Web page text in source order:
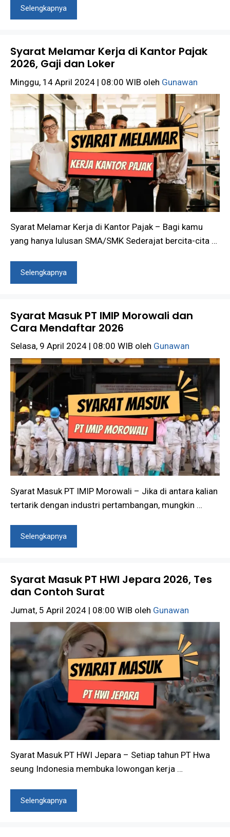
Selengkapnya
Syarat Melamar Kerja di Kantor Pajak
2026, Gaji dan Loker
Minggu, 14 April 2024 | 08:00 WIB oleh Gunawan
Syarat Melamar Kerja di Kantor Pajak – Bagi kamu
yang hanya lulusan SMA/SMK Sederajat bercita-cita …
Selengkapnya
Syarat Masuk PT IMIP Morowali dan
Cara Mendaftar 2026
Selasa, 9 April 2024 | 08:00 WIB oleh Gunawan
Syarat Masuk PT IMIP Morowali – Jika di antara kalian
tertarik dengan industri pertambangan, mungkin …
Selengkapnya
Syarat Masuk PT HWI Jepara 2026, Tes
dan Contoh Surat
Jumat, 5 April 2024 | 08:00 WIB oleh Gunawan
Syarat Masuk PT HWI Jepara – Setiap tahun PT Hwa
seung Indonesia membuka lowongan kerja …
Selengkapnya